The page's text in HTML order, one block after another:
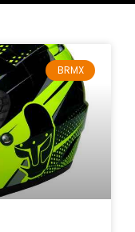
BRMX